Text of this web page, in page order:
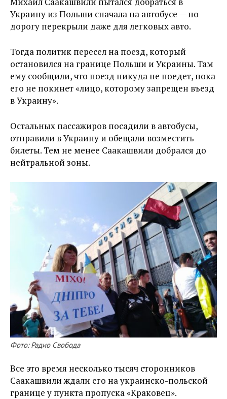
Украину из Польши сначала на автобусе — но
дорогу перекрыли даже для легковых авто.
Тогда политик пересел на поезд, который
остановился на границе Польши и Украины. Там
ему сообщили, что поезд никуда не поедет, пока
его не покинет «лицо, которому запрещен въезд
в Украину».
Остальных пассажиров посадили в автобусы,
отправили в Украину и обещали возместить
билеты. Тем не менее Саакашвили добрался до
нейтральной зоны.
Фото: Радио Свобода
Все это время несколько тысяч сторонников
Саакашвили ждали его на украинско-польской
границе у пункта пропуска «Краковец».